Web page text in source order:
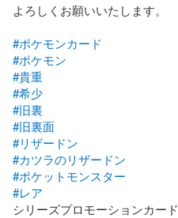
よろしくお願いいたします。
#ポケモンカード
#ポケモン
#貴重
#希少
#旧裏
#旧裏面
#リザードン
#カツラのリザードン
#ポケットモンスター
#レア
シリーズプロモーションカード